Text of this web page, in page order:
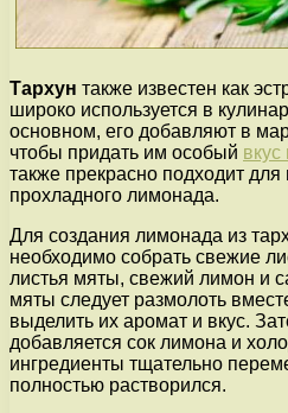
Тархун также известен как
широко используется в
основном, его добавляют в
чтобы придать им особый вкус
также прекрасно подходит для
прохладного лимонада.
Для создания лимонада из
необходимо собрать свежие
листья мяты, свежий лимон и
мяты следует размолоть
выделить их аромат и вкус.
добавляется сок лимона и
ингредиенты тщательно
полностью растворился.